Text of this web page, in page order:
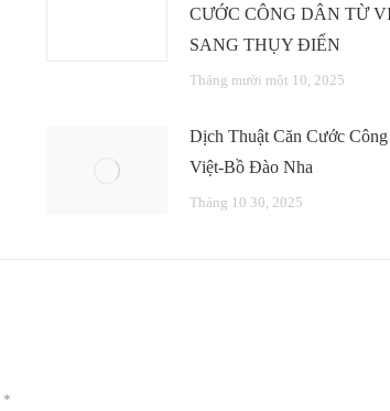
CƯỚC CÔNG DÂN TỪ
SANG THỤY ĐIỂN
Tháng mười một 10, 2025
Dịch Thuật Căn Cước
Việt-Bồ Đào Nha
Tháng 10 30, 2025
*